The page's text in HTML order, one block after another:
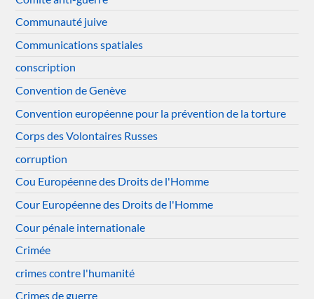
Communauté juive
Communications spatiales
conscription
Convention de Genève
Convention européenne pour la prévention de la torture
Corps des Volontaires Russes
corruption
Cou Européenne des Droits de l'Homme
Cour Européenne des Droits de l'Homme
Cour pénale internationale
Crimée
crimes contre l'humanité
Crimes de guerre